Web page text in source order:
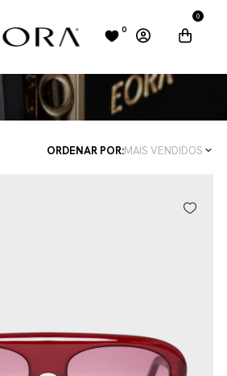
0
0
ORDENAR POR:MAIS VENDIDOS